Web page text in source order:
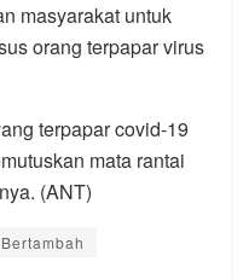
masyarakat untuk
orang terpapar virus
terpapar covid-19
mata rantai
(ANT)